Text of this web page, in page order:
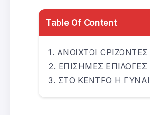
Table Of Content
ΑΝΟΙΧΤΟΙ ΟΡΙΖΟΝΤΕΣ
ΕΠΙΣΗΜΕΣ ΕΠΙΛΟΓΕΣ
ΣΤΟ ΚΕΝΤΡΟ Η